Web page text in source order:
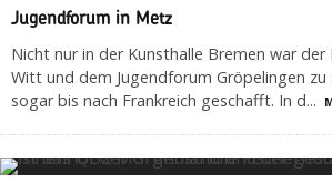
Jugendforum in Metz
Nicht nur in der Kunsthalle Bremen war der
Witt und dem Jugendforum Gröpelingen zu
sogar bis nach Frankreich geschafft. In d...